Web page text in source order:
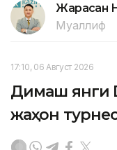
Жарасқан
Муаллиф
17:10, 06 Август 2026
Димаш янги
жаҳон